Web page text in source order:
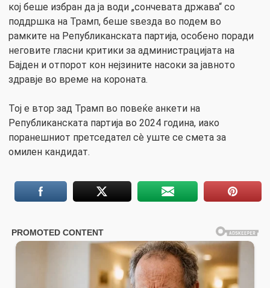
кој беше избран да ја води „сончевата држава“ со
поддршка на Трамп, беше ѕвезда во подем во
рамките на Републиканската партија, особено поради
неговите гласни критики за администрацијата на
Бајден и отпорот кон нејзините насоки за јавното
здравје во време на короната.
Тој е втор зад Трамп во повеќе анкети на
Републиканската партија во 2024 година, иако
поранешниот претседател сè уште се смета за
омилен кандидат.